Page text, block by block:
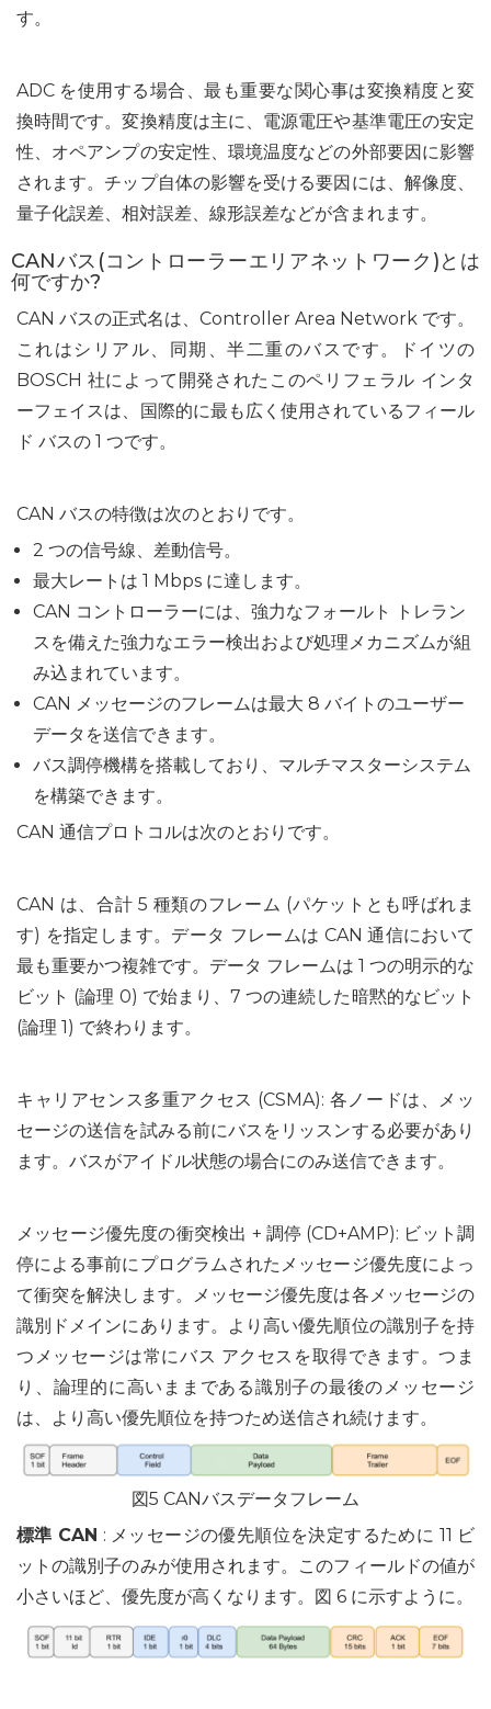
す。
ADC を使用する場合、最も重要な関心事は変換精度と変
換時間です。変換精度は主に、電源電圧や基準電圧の安定
性、オペアンプの安定性、環境温度などの外部要因に影響
されます。チップ自体の影響を受ける要因には、解像度、
量子化誤差、相対誤差、線形誤差などが含まれます。
CANバス(コントローラーエリアネットワーク)とは
何ですか?
CAN バスの正式名は、Controller Area Network です。
これはシリアル、同期、半二重のバスです。ドイツの
BOSCH 社によって開発されたこのペリフェラル インタ
ーフェイスは、国際的に最も広く使用されているフィール
ド バスの 1 つです。
CAN バスの特徴は次のとおりです。
2 つの信号線、差動信号。
最大レートは 1 Mbps に達します。
CAN コントローラーには、強力なフォールト トレラン
スを備えた強力なエラー検出および処理メカニズムが組
み込まれています。
CAN メッセージのフレームは最大 8 バイトのユーザー
データを送信できます。
バス調停機構を搭載しており、マルチマスターシステム
を構築できます。
CAN 通信プロトコルは次のとおりです。
CAN は、合計 5 種類のフレーム (パケットとも呼ばれま
す) を指定します。データ フレームは CAN 通信において
最も重要かつ複雑です。データ フレームは 1 つの明示的な
ビット (論理 0) で始まり、7 つの連続した暗黙的なビット
(論理 1) で終わります。
キャリアセンス多重アクセス (CSMA): 各ノードは、メッ
セージの送信を試みる前にバスをリッスンする必要があり
ます。バスがアイドル状態の場合にのみ送信できます。
メッセージ優先度の衝突検出 + 調停 (CD+AMP): ビット調
停による事前にプログラムされたメッセージ優先度によっ
て衝突を解決します。メッセージ優先度は各メッセージの
識別ドメインにあります。より高い優先順位の識別子を持
つメッセージは常にバス アクセスを取得できます。つま
り、論理的に高いままである識別子の最後のメッセージ
は、より高い優先順位を持つため送信され続けます。
図5 CANバスデータフレーム
標準 CAN : メッセージの優先順位を決定するために 11 ビ
ットの識別子のみが使用されます。このフィールドの値が
小さいほど、優先度が高くなります。図 6 に示すように。